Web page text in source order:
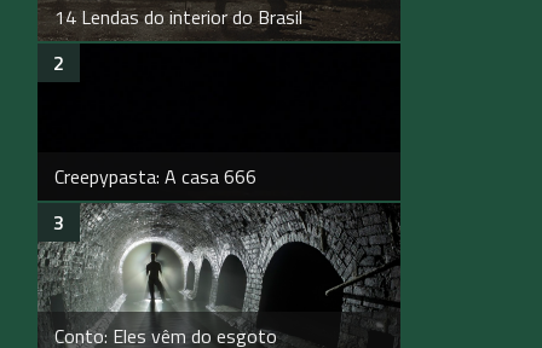
14 Lendas do interior do Brasil
Creepypasta: A casa 666
Conto: Eles vêm do esgoto